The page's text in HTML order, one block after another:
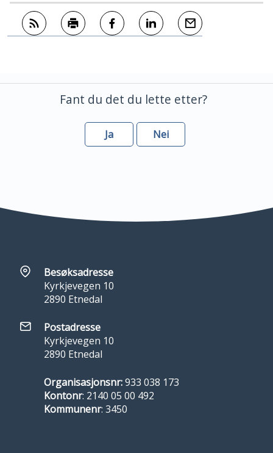
Fant du det du lette etter?
Ja Nei
Besøksadresse
Kyrkjevegen 10
2890 Etnedal
Postadresse
Kyrkjevegen 10
2890 Etnedal
Organisasjonsnr:933 038 173
Kontonr: 2140 05 00 492
Kommunenr: 3450